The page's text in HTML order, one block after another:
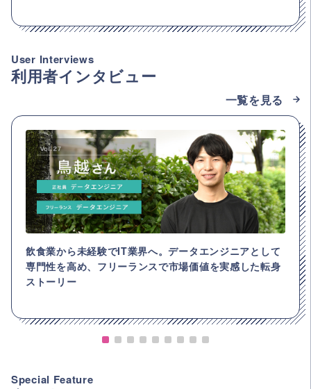
User Interviews
利用者インタビュー
一覧を見る
飲食業から未経験でIT業界へ。データエンジニアとして
専門性を高め、フリーランスで市場価値を実感した転身
ストーリー
Special Feature